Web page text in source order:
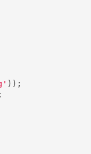
' ) ) ;
;